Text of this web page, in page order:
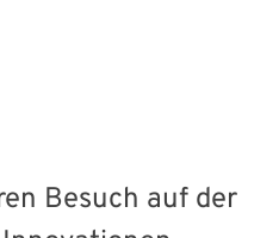
Besuch auf der